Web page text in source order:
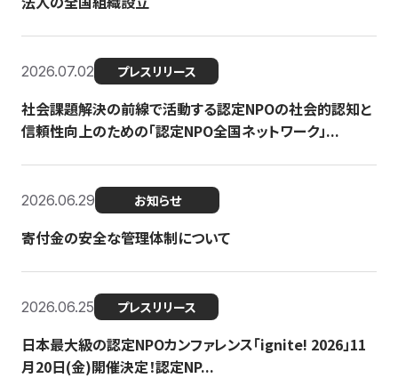
2026.07.02 プレスリリース
社会課題解決の前線で活動する認定NPOの社会的認知と
信頼性向上のための「認定NPO全国ネットワーク」...
2026.06.29 お知らせ
寄付金の安全な管理体制について
2026.06.25 プレスリリース
日本最大級の認定NPOカンファレンス「ignite! 2026」11
月20日(金)開催決定！認定NP...